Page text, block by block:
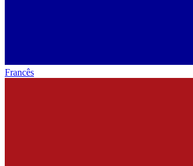
Francês